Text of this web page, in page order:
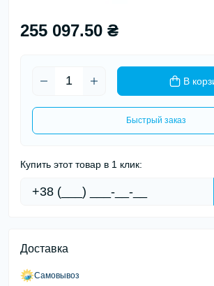
255 097.50 ₴
В
Быстрый заказ
Купить этот товар в 1 клик:
Доставка
Самовывоз